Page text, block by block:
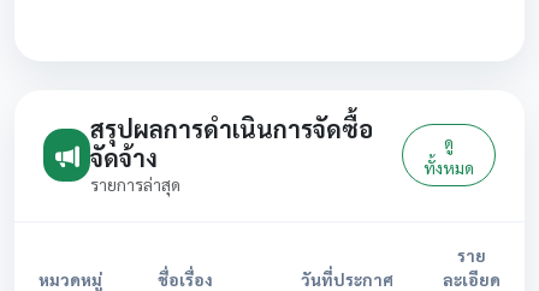
สรุปผลการดำเนินการจัดซื้อ
จัดจ้าง
รายการล่าสุด
ดู
ทั้งหมด
หมวดหมู่ ชื่อเรื่อง วันที่ประกาศ
ราย
ละเอียด